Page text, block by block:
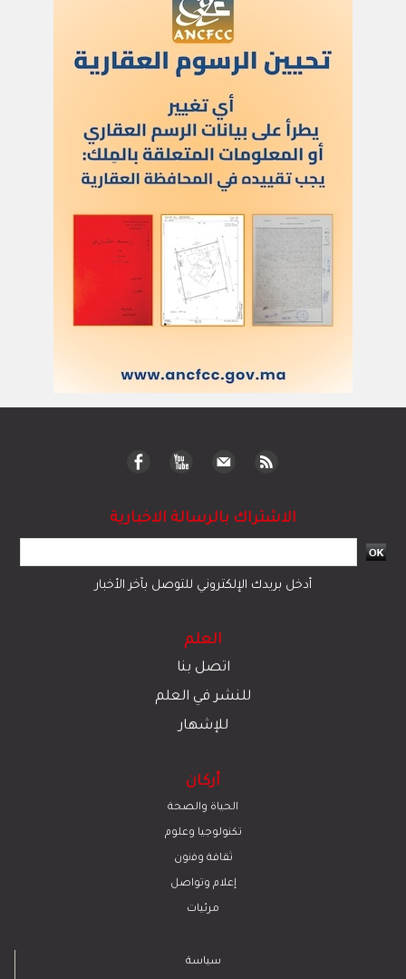
الاشتراك بالرسالة الاخبارية
أدخل بريدك الإلكتروني للتوصل بآخر الأخبار
العلم
اتصل بنا
للنشر في العلم
للإشهار
أركان
الحياة والصحة
تكنولوجيا وعلوم
ﺛﻘﺎﻓﺔ وﻓﻧون
إعلام وتواصل
مرئيات
سياسة